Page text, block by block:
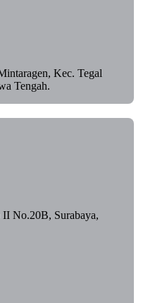
Kec. Tegal
Tengah.
No.20B, Surabaya,